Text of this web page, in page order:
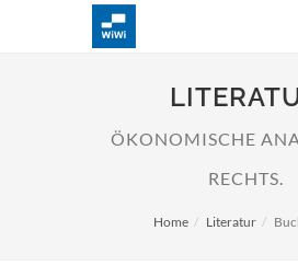
ÖKONOMISCHE
RECHTS.
Home Literatur